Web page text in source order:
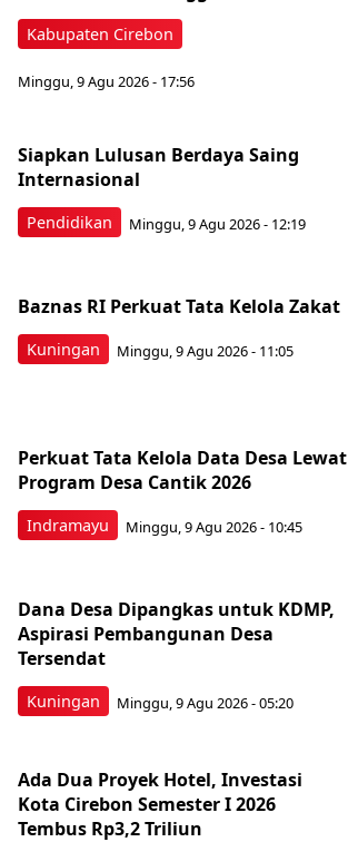
Kabupaten Cirebon
Minggu, 9 Agu 2026 - 17:56
Pendidikan
Siapkan Lulusan Berdaya Saing
Internasional
Minggu, 9 Agu 2026 - 12:19
Kuningan
Baznas RI Perkuat Tata Kelola Zakat
Minggu, 9 Agu 2026 - 11:05
Indramayu
Perkuat Tata Kelola Data Desa Lewat
Program Desa Cantik 2026
Minggu, 9 Agu 2026 - 10:45
Kuningan
Dana Desa Dipangkas untuk KDMP,
Aspirasi Pembangunan Desa
Tersendat
Minggu, 9 Agu 2026 - 05:20
Ada Dua Proyek Hotel, Investasi
Kota Cirebon Semester I 2026
Tembus Rp3,2 Triliun